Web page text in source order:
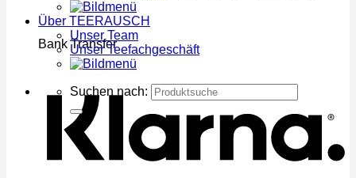
Bank Transfer
Über TEERAUSCH
Unser Team
Unser Teefachgeschäft
Suchen nach: